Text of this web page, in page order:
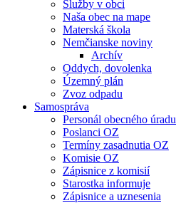
Služby v obci
Naša obec na mape
Materská škola
Nemčianske noviny
Archív
Oddych, dovolenka
Územný plán
Zvoz odpadu
Samospráva
Personál obecného úradu
Poslanci OZ
Termíny zasadnutia OZ
Komisie OZ
Zápisnice z komisií
Starostka informuje
Zápisnice a uznesenia